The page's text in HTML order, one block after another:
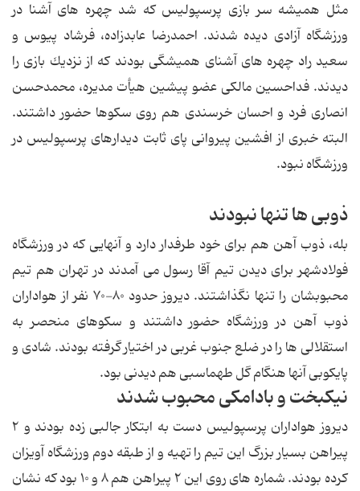
مثل همیشه سر بازى پرسپولیس كه شد چهره هاى آشنا در
ورزشگاه آزادى دیده شدند. احمدرضا عابدزاده، فرشاد پیوس و
سعید راد چهره هاى آشناى همیشگى بودند كه از نزدیك بازى را
دیدند. فداحسین مالكى عضو پیشین هیأت مدیره، محمدحسن
انصارى فرد و احسان خرسندى هم روى سكوها حضور داشتند.
البته خبرى از افشین پیروانى پاى ثابت دیدارهاى پرسپولیس در
ورزشگاه نبود.
ذوبى ها تنها نبودند
بله، ذوب آهن هم براى خود طرفدار دارد و آنهایى كه در ورزشگاه
فولادشهر براى دیدن تیم آقا رسول مى آمدند در تهران هم تیم
محبوبشان را تنها نگذاشتند. دیروز حدود ۸۰-۷۰ نفر از هواداران
ذوب آهن در ورزشگاه حضور داشتند و سكوهاى منحصر به
استقلالى ها را در ضلع جنوب غربى در اختیار گرفته بودند. شادى و
پایكوبى آنها هنگام گل طهماسبى هم دیدنى بود.
نیكبخت و بادامكى محبوب شدند
دیروز هواداران پرسپولیس دست به ابتكار جالبى زده بودند و ۲
پیراهن بسیار بزرگ این تیم را تهیه و از طبقه دوم ورزشگاه آویزان
كرده بودند. شماره هاى روى این ۲ پیراهن هم ۸ و ۱۰ بود كه نشان